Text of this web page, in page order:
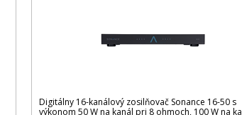
Digitálny 16-kanálový zosilňovač Sonance 16-50 s
výkonom 50 W na kanál pri 8 ohmoch, 100 W na